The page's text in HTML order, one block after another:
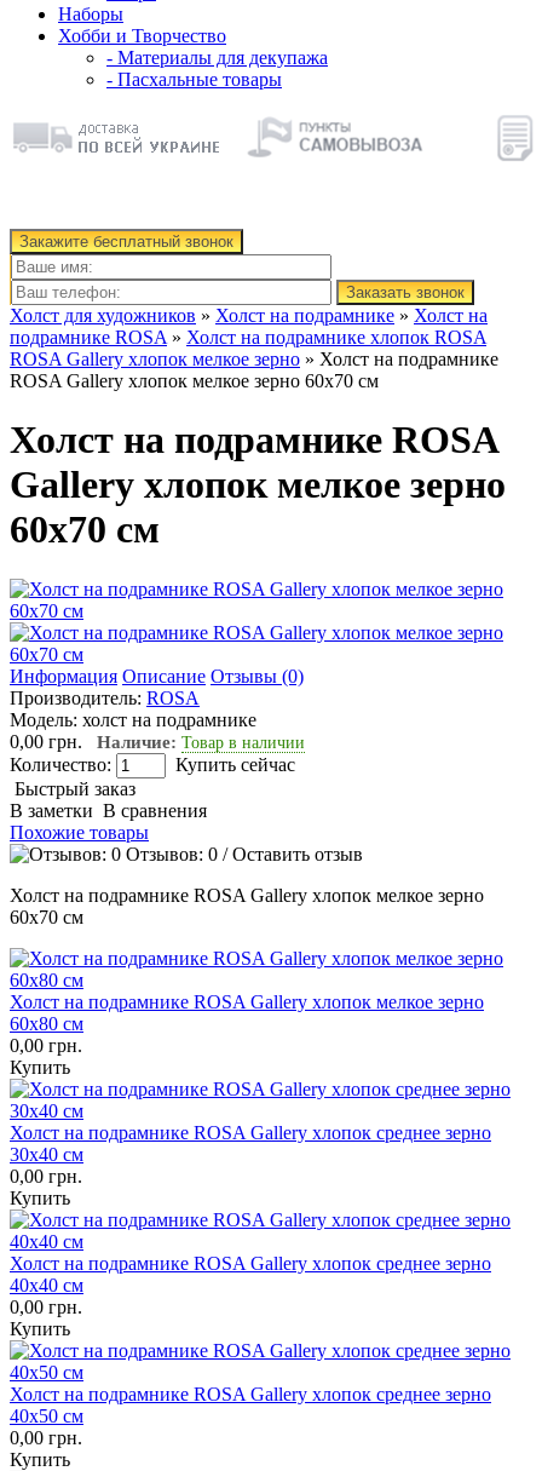
Наборы
Хобби и Творчество
- Материалы для декупажа
- Пасхальные товары
Закажите бесплатный звонок
Заказать звонок
Холст для художников » Холст на подрамнике » Холст на
подрамнике ROSA » Холст на подрамнике хлопок ROSA
ROSA Gallery хлопок мелкое зерно » Холст на подрамнике
ROSA Gallery хлопок мелкое зерно 60х70 см
Холст на подрамнике ROSA
Gallery хлопок мелкое зерно
60х70 см
Информация Описание Отзывы (0)
Производитель: ROSA
Модель: холст на подрамнике
0,00 грн. Наличие: Товар в наличии
Количество:
Купить сейчас
Быстрый заказ
В заметки В сравнения
Похожие товары
Отзывов: 0 /Оставить отзыв
Холст на подрамнике ROSA Gallery хлопок мелкое зерно
60х70 см
Холст на подрамнике ROSA Gallery хлопок мелкое зерно
60х80 см
0,00 грн.
Купить
Холст на подрамнике ROSA Gallery хлопок среднее зерно
30х40 см
0,00 грн.
Купить
Холст на подрамнике ROSA Gallery хлопок среднее зерно
40х40 см
0,00 грн.
Купить
Холст на подрамнике ROSA Gallery хлопок среднее зерно
40х50 см
0,00 грн.
Купить